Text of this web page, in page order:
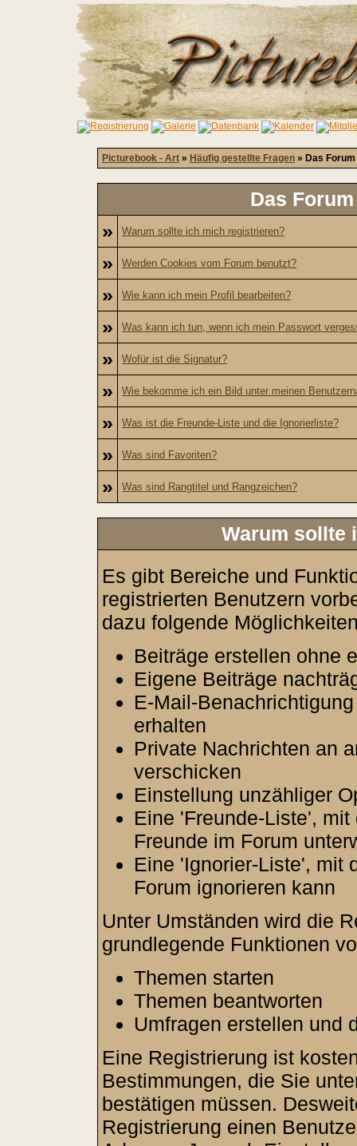
Picturebook - Art » Häufig gestellte Fragen » Das
Das
»
Warum sollte ich mich registrieren?
» Werden Cookies vom Forum benutzt?
» Wie kann ich mein Profil bearbeiten?
» Was kann ich tun, wenn ich mein Passwort
» Wofür ist die Signatur?
» Wie bekomme ich ein Bild unter meinen
» Was ist die Freunde-Liste und die Ignorierliste?
» Was sind Favoriten?
» Was sind Rangtitel und Rangzeichen?
Warum sollte
Es gibt Bereiche und
registrierten Benutzern
dazu folgende
Beiträge erstellen ohne
Eigene Beiträge
E-Mail-
erhalten
Private Nachrichten an
verschicken
Einstellung unzähliger
Eine 'Freunde-Liste',
Freunde im Forum
Eine 'Ignorier-Liste', mit
Forum ignorieren kann
Unter Umständen wird die
grundlegende Funktionen
Themen starten
Themen beantworten
Umfragen erstellen und
Eine Registrierung ist
Bestimmungen, die Sie
bestätigen müssen.
Registrierung einen